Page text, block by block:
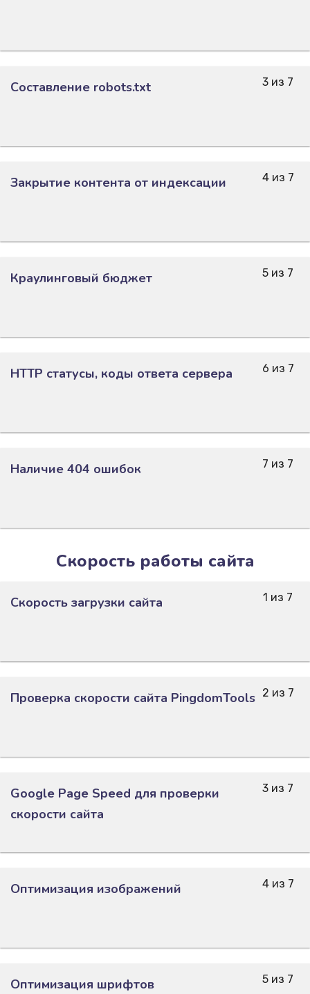
3 из 7
Составление robots.txt
4 из 7
Закрытие контента от индексации
5 из 7
Краулинговый бюджет
6 из 7
HTTP статусы, коды ответа сервера
7 из 7
Наличие 404 ошибок
Скорость работы сайта
1 из 7
Скорость загрузки сайта
2 из 7
Проверка скорости сайта PingdomTools
3 из 7
Google Page Speed для проверки
скорости сайта
4 из 7
Оптимизация изображений
5 из 7
Оптимизация шрифтов